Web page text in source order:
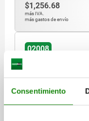
Consentimiento
$1,256.68
más IVA.
más gastos de envío
02008